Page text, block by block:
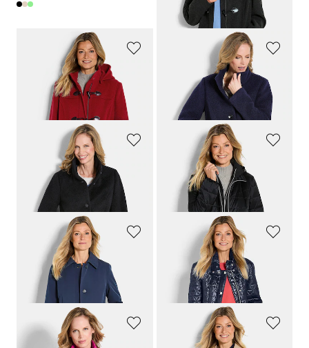
369,00 CHF
Manteau laineux avec col montant
179,00 CHF
349,00 CHF
GOLDNER
Manteau laineux avec col montant
179,00 CHF
349,00 CHF
179,00 CHF349,00 CHF
GOLDNER
Manteau 4 saisons
349,00 CHF
309,00 CHF